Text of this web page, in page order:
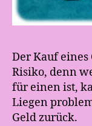
Der Kauf eines
Risiko, denn
für einen ist,
Liegen
Geld zurück.